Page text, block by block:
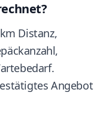
Distanz,
Angebot